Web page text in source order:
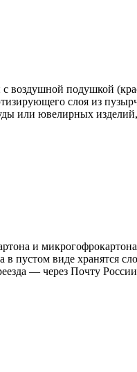
воздушной подушкой
слоя из
или ювелирных
и
а в пустом виде
— через Почту